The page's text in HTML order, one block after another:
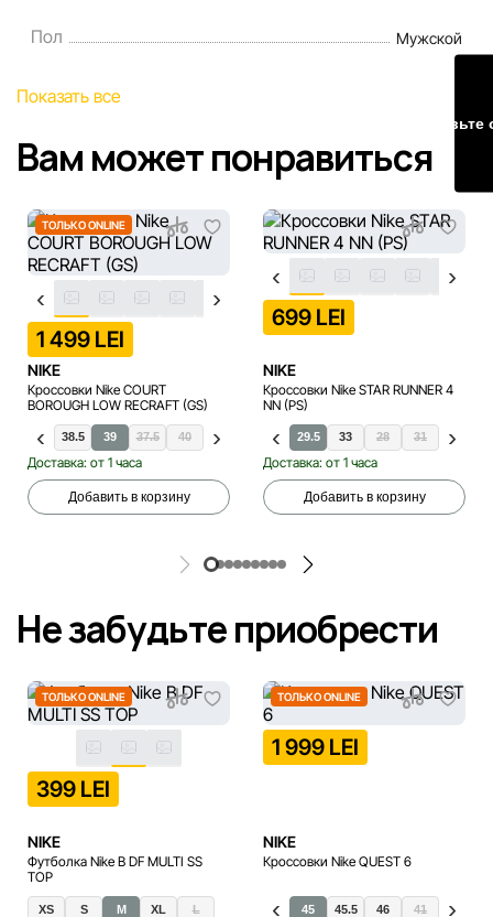
порядке и без предварительного уведомления.
Наша команда регулярно проверяет и обновляет
информацию на сайте, чтобы своевременно выявлять и
сроки.
Пол Мужской
Показать все
Вам может понравиться
ТОЛЬКО ONLINE
1 499 LEI
NIKE
Кроссовки Nike COURT
BOROUGH LOW RECRAFT (GS)
38 38.5 39 37.5 40
Доставка: от 1 часа
Добавить в корзину
699 LEI
NIKE
Кроссовки Nike STAR RUNNER 4
NN (PS)
29.5 33 28 31 32
Доставка: от 1 часа
Добавить в корзину
Не забудьте приобрести
ТОЛЬКО ONLINE
399 LEI
NIKE
Футболка Nike B DF MULTI SS
TOP
XS S M XL L
ТОЛЬКО ONLINE
1 999 LEI
NIKE
Кроссовки Nike QUEST 6
40 40.5 42 42.5 43 44.5 45 45.5 46 41 47
37.5 38
Оставьте